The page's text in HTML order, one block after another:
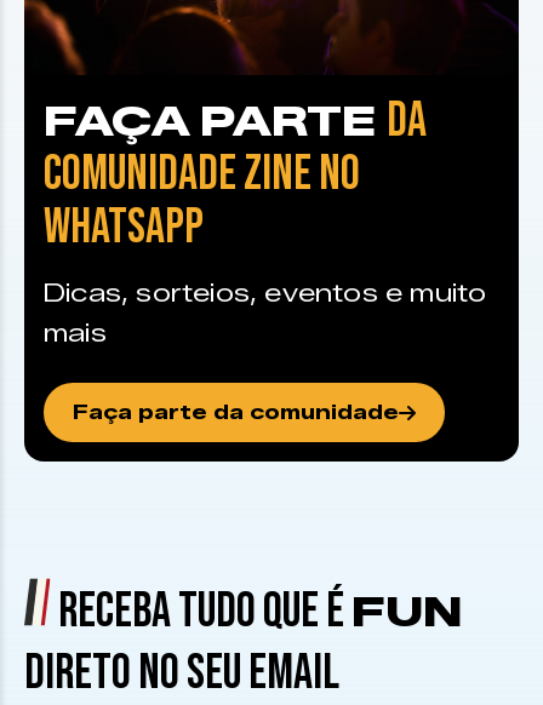
FAÇA PARTE DA
COMUNIDADE ZINE NO
WHATSAPP
Dicas, sorteios, eventos e muito
mais
Faça parte da comunidade
RECEBA TUDO QUE É FUN
DIRETO NO SEU EMAIL